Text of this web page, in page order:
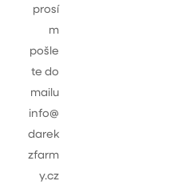
prosí
m
pošle
te do
mailu
info@
darek
zfarm
y.cz